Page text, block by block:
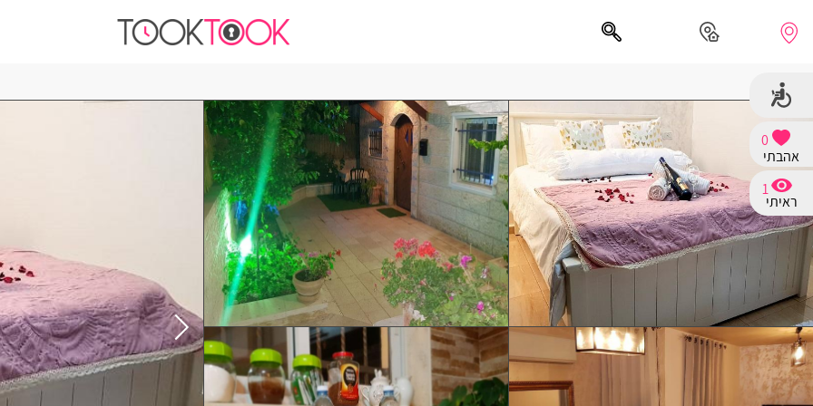
אהבתי
0
ראיתי
1
חיפושים מומלצים
חיפה
נתניה
בת ים
שזור
בורגתה
עד -₪1200לשעה
בחדר
סאונה
ג'קוזי
פרטיות
חניה בחינם